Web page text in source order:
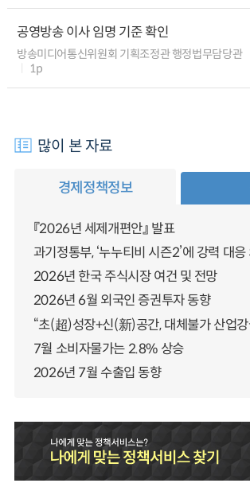
공영방송 이사 임명 기준 확인
방송미디어통신위원회 기획조정관 행정법무담당관
1p
많이 본 자료
경제정책정보
『2026년 세제개편안』 발표
과기정통부, ‘누누티비 시즌2’에 강력 대응
2026년 한국 주식시장 여건 및 전망
2026년 6월 외국인 증권투자 동향
“초(超)성장+신(新)공간, 대체불가 산업강
7월 소비자물가는 2.8% 상승
2026년 7월 수출입 동향